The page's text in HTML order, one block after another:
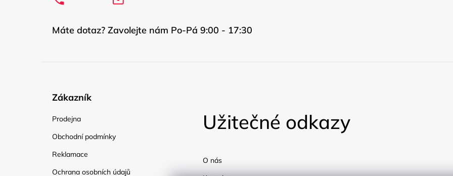
Máte dotaz? Zavolejte nám Po-Pá 9:00 - 17:30
Zákazník
Prodejna
Obchodní podmínky
Reklamace
Ochrana osobních údajů
Užitečné odkazy
O nás